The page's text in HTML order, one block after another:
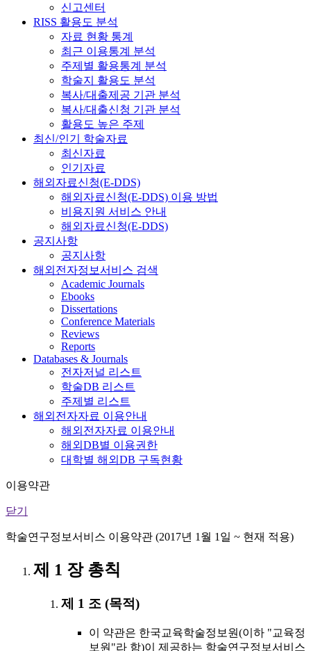
신고센터
RISS 활용도 분석
자료 현황 통계
최근 이용통계 분석
주제별 활용통계 분석
학술지 활용도 분석
복사/대출제공 기관 분석
복사/대출신청 기관 분석
활용도 높은 주제
최신/인기 학술자료
최신자료
인기자료
해외자료신청(E-DDS)
해외자료신청(E-DDS) 이용 방법
비용지원 서비스 안내
해외자료신청(E-DDS)
공지사항
공지사항
해외전자정보서비스 검색
Academic Journals
Ebooks
Dissertations
Conference Materials
Reviews
Reports
Databases & Journals
전자저널 리스트
학술DB 리스트
주제별 리스트
해외전자자료 이용안내
해외전자자료 이용안내
해외DB별 이용권한
대학별 해외DB 구독현황
이용약관
닫기
학술연구정보서비스 이용약관 (2017년 1월 1일 ~ 현재 적용)
제 1 장 총칙
제 1 조 (목적)
이 약관은 한국교육학술정보원(이하 "교육정
보원"라 함)이 제공하는 학술연구정보서비스